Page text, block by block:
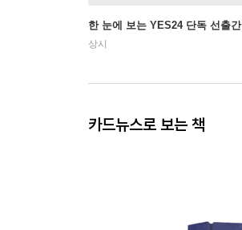
한 눈에 보는 YES24 단독 선출간
상시
카드뉴스로 보는 책